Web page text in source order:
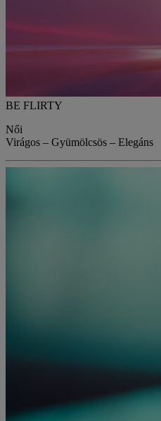
BE FLIRTY
Női
Virágos – Gyümölcsös – Elegáns